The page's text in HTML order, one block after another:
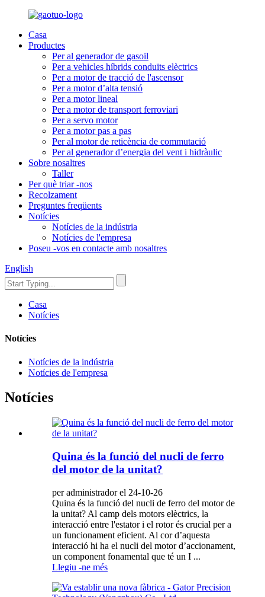
Casa
Productes
Per al generador de gasoil
Per a vehicles híbrids conduïts elèctrics
Per a motor de tracció de l'ascensor
Per a motor d’alta tensió
Per a motor lineal
Per a motor de transport ferroviari
Per a servo motor
Per a motor pas a pas
Per al motor de reticència de commutació
Per al generador d’energia del vent i hidràulic
Sobre nosaltres
Taller
Per què triar -nos
Recolzament
Preguntes freqüents
Notícies
Notícies de la indústria
Notícies de l'empresa
Poseu -vos en contacte amb nosaltres
English
Casa
Notícies
Notícies
Notícies de la indústria
Notícies de l'empresa
Notícies
Quina és la funció del nucli de ferro
del motor de la unitat?
per administrador el 24-10-26
Quina és la funció del nucli de ferro del motor de
la unitat? Al camp dels motors elèctrics, la
interacció entre l'estator i el rotor és crucial per a
un funcionament eficient. Al cor d’aquesta
interacció hi ha el nucli del motor d’accionament,
un component fonamental que té un I ...
Llegiu -ne més